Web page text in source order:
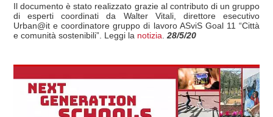
Il documento è stato realizzato grazie al contributo di un gruppo
di esperti coordinati da Walter Vitali, direttore esecutivo
Urban@it e coordinatore gruppo di lavoro ASviS Goal 11 “Città
e comunità sostenibili”. Leggi la notizia 28/5/20